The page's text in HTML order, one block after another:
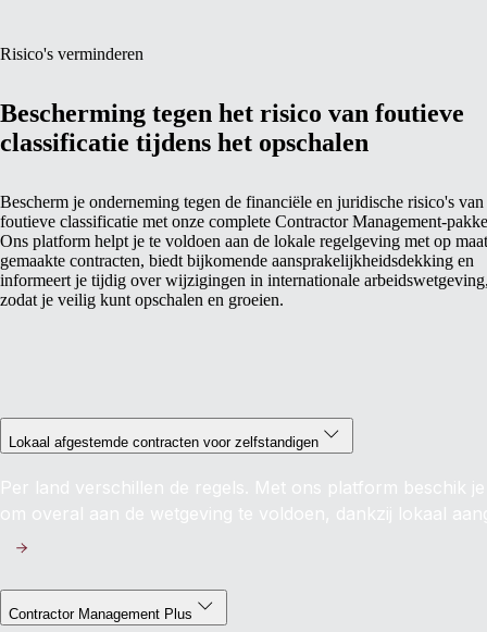
Risico's verminderen
Bescherming tegen het risico van foutieve
classificatie tijdens het opschalen
Bescherm je onderneming tegen de financiële en juridische risico's van
foutieve classificatie met onze complete Contractor Management-
Ons platform helpt je te voldoen aan de lokale regelgeving met op maat
gemaakte contracten, biedt bijkomende aansprakelijkheidsdekking en
informeert je tijdig over wijzigingen in internationale arbeidswetgeving,
zodat je veilig kunt opschalen en groeien.
Lokaal afgestemde contracten voor zelfstandigen
Per land verschillen de regels. Met ons platform beschik
om overal aan de wetgeving te voldoen, dankzij lokaal
Contractor Management Plus